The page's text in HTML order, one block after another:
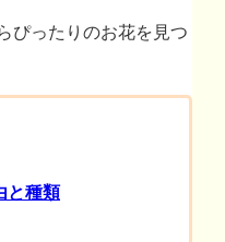
ぴったりのお花を見つ
と種類